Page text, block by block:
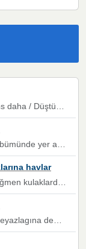
verilmeyeceğini, kişisel sınırların çizildiğini gösteriyor.
vurulduğum, sözlerinde kaybolduğum bir parça olmuş.
havlar
müzik dinleme sebebisiniz canlar bomba gibi patladınız maşallah
asla kavusamayacagim ama asla unutamicagim sevdiğim adam için yanar içim